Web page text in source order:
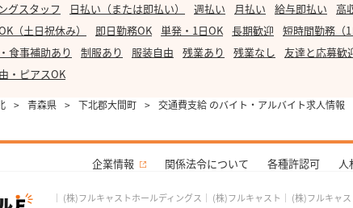
グスタッフ
日払い（または即払い） 週払い 月払い 給与即払い 高
（土日祝休み）
即日勤務OK 単発・1日OK 長期歓迎 短時間勤務（1
食事補助あり
制服あり 服装自由 残業あり 残業なし 友達と応募歓
・ピアスOK
> 青森県 > 下北郡大間町 > 交通費支給 のバイト・アルバイト求人情報
企業情報 関係法令について 各種許認可 人
｜ (株)フルキャストホールディングス ｜ (株)フルキャスト ｜ (株)フルキャ